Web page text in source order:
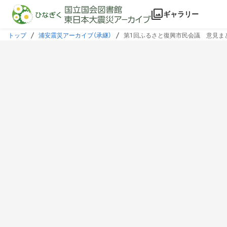
本文に飛ぶ
ギャラリー
トップ 浦安震災アーカイブ（承継） 第1回ふるさと復興市民会議 意見ま